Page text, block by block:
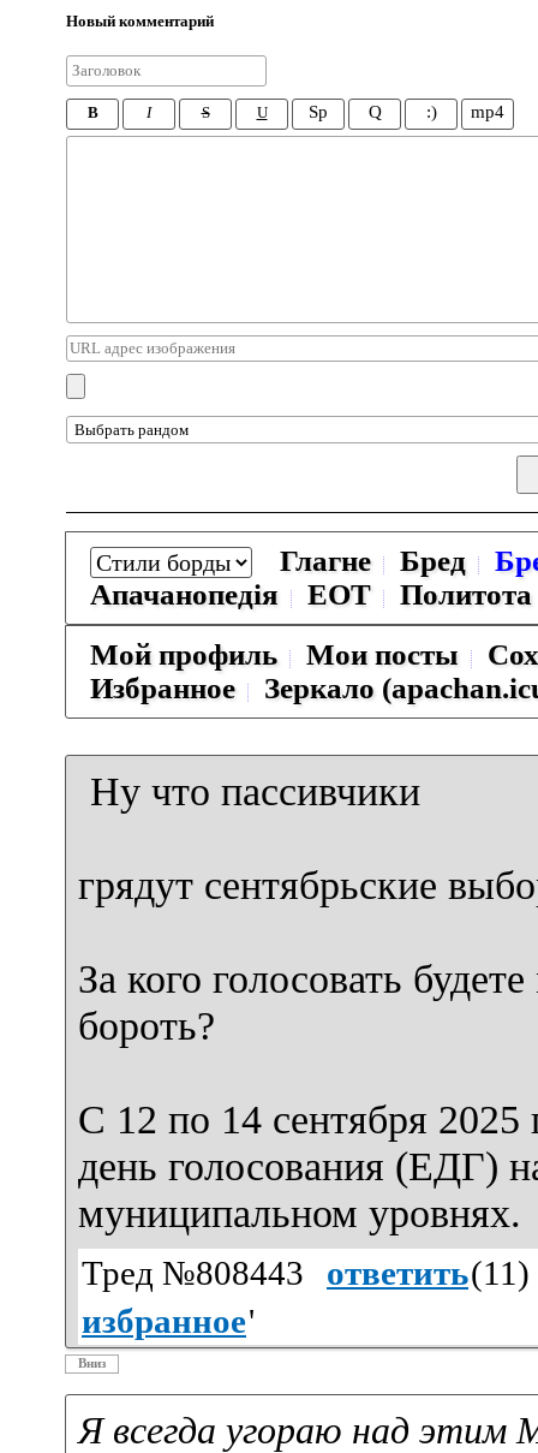
Новый комментарий
B I S U Sp Q :) mp4
Глагне Бред
Апачанопедiя
ЕОТ
Политота
Мой профиль
Мои посты
Избранное
Зеркало
Ну что пассивчики
грядут сентябрьские
За кого голосовать
бороть?
С 12 по 14 сентября 2025
день голосования (ЕДГ)
муниципальном уровнях.
Тред №808443 ответить(11 )
избранное'
Вниз
Я всегда угораю над этим